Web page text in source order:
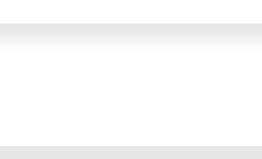
Данный тип сотрудничества подходит